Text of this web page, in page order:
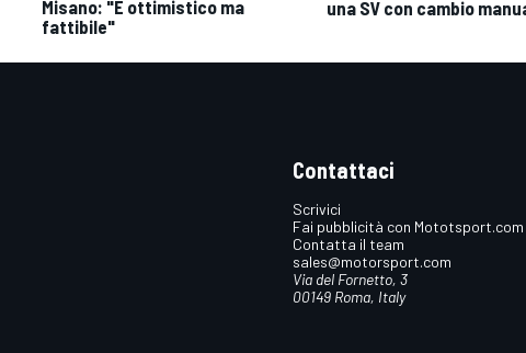
Misano: "È ottimistico ma
fattibile"
una SV con cambio
Contattaci
Scrivici
Fai pubblicità con Mototsport.com
Contatta il team
sales@motorsport.com
Via del Fornetto, 3
00149 Roma, Italy